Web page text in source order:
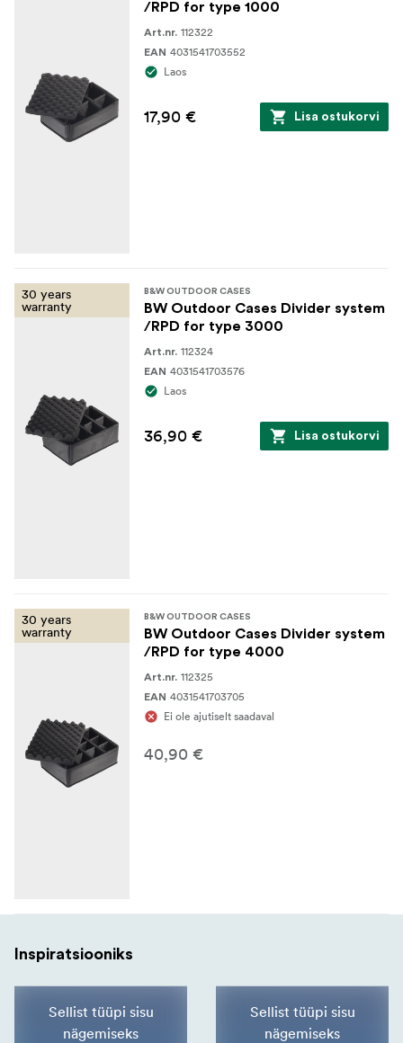
/RPD for type 1000
Art.nr. 112322
EAN 4031541703552
Laos
17,90 € Lisa ostukorvi
30 years
warranty
B&W OUTDOOR CASES
BW Outdoor Cases Divider system
/RPD for type 3000
Art.nr. 112324
EAN 4031541703576
Laos
36,90 € Lisa ostukorvi
30 years
warranty
B&W OUTDOOR CASES
BW Outdoor Cases Divider system
/RPD for type 4000
Art.nr. 112325
EAN 4031541703705
Ei ole ajutiselt saadaval
40,90 €
Inspiratsiooniks
Sellist tüüpi sisu
nägemiseks
Sellist tüüpi sisu
nägemiseks